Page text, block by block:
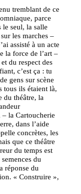
tremblant de ce
parce
le seul, la salle
les marches –
assisté à un acte
la force de l’art –
du respect des
c’est ça : tu
gens sur scène
tous ils étaient là,
du théâtre, la
la Cartoucherie
dans l’aide
concrètes, les
que ce théâtre
du temps est
du
réponse du
« Construire »,